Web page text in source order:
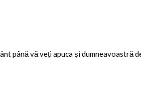
până vă veți apuca și dumneavoastră